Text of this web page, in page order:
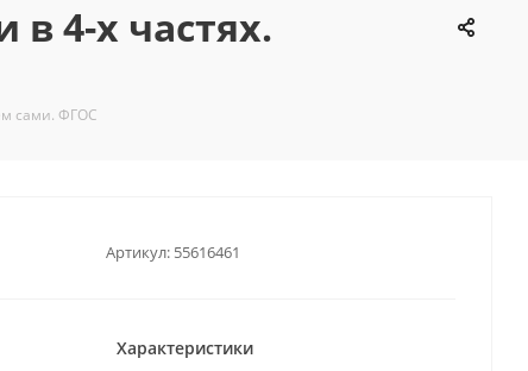
4-х частях.
сами. ФГОС
Артикул: 55616461
Характеристики